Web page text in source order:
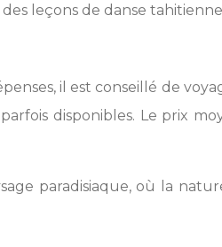
leçons de danse
il est conseillé de
disponibles. Le prix
paradisiaque, où la